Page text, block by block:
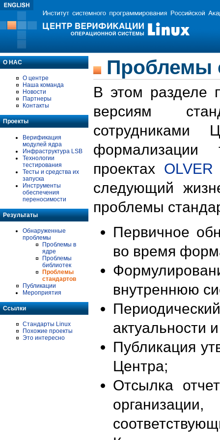
О НАС
О центре
Наша команда
Новости
Партнеры
Контакты
Проекты
Верификация
модулей ядра
Инфраструктура LSB
Технологии
тестирования
Тесты и средства их
запуска
Инструменты
обеспечения
переносимости
Результаты
Обнаруженные
проблемы
Проблемы в
ядре
Проблемы
библиотек
Проблемы
стандартов
Публикации
Мероприятия
Ссылки
Стандарты Linux
Похожие проекты
Это интересно
Проблемы
В этом разделе
версиям
формализации
проектах OLVER
следующий
проблемы
Первичное
во время
внутреннюю
актуальности
Публикация
Центра;
Отсылка